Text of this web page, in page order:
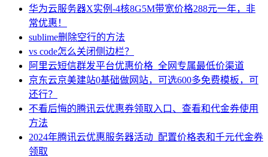
华为云服务器X实例-4核8G5M带宽价格288元一年，非
常优惠！
sublime删除空行的方法
vs code怎么关闭侧边栏？
阿里云短信群发平台优惠价格_全网专属最低价渠道
京东云京美建站0基础做网站，可选600多免费模板，可
还行？
不看后悔的腾讯云优惠券领取入口、查看和代金券使用
方法
2024年腾讯云优惠服务器活动_配置价格表和千元代金券
领取